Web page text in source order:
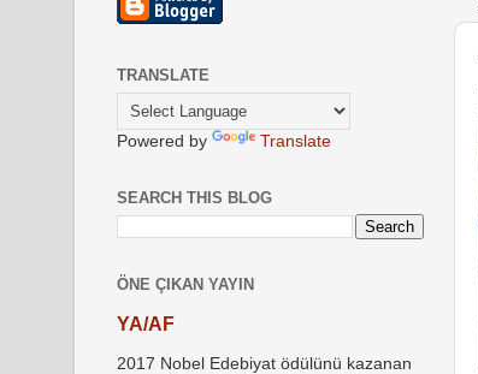
TRANSLATE
Powered by Translate
SEARCH THIS BLOG
ÖNE ÇIKAN YAYIN
YA/AF
2017 Nobel Edebiyat ödülünü kazanan